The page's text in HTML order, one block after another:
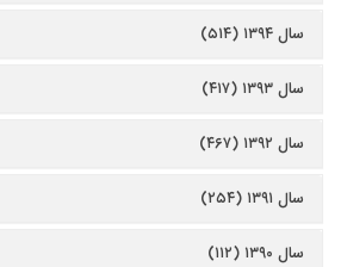
سال ۱۳۹۴ (۵۱۴)
سال ۱۳۹۳ (۴۱۷)
سال ۱۳۹۲ (۴۶۷)
سال ۱۳۹۱ (۲۵۴)
سال ۱۳۹۰ (۱۱۲)